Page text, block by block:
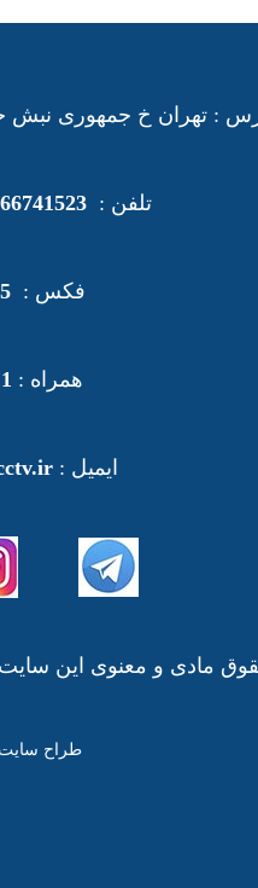
: تهران خ جمهوری نبش
تلفن :
فکس :
همراه :
ایمیل :
مادی و معنوی این
طراح